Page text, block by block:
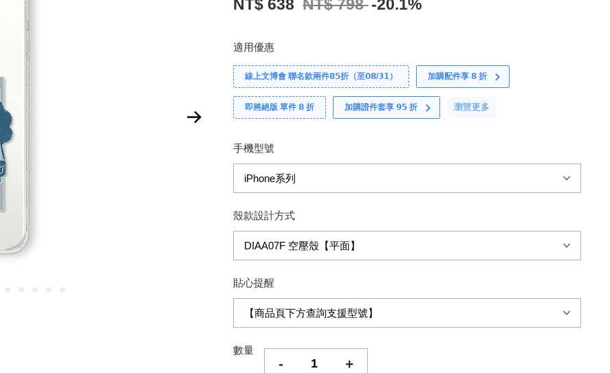
NT$ 638 NT$ 798 -20.1%
適用優惠
線上文博會 聯名款兩件𝟴𝟱折（至𝟬𝟴/𝟯𝟭） 加購配件享 𝟴 折
即將絕版 單件 𝟴 折 加購證件套享 𝟵𝟱 折 瀏覽更多
手機型號
殼款設計方式
貼心提醒
數量
- +